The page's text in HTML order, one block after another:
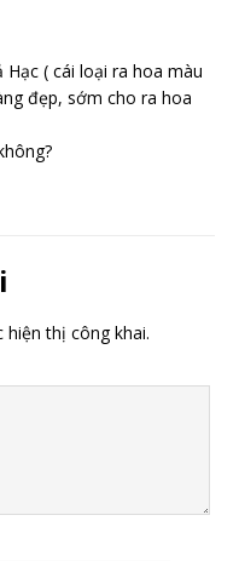
Hạc ( cái loại ra hoa màu
đẹp, sớm cho ra hoa
thị công khai.